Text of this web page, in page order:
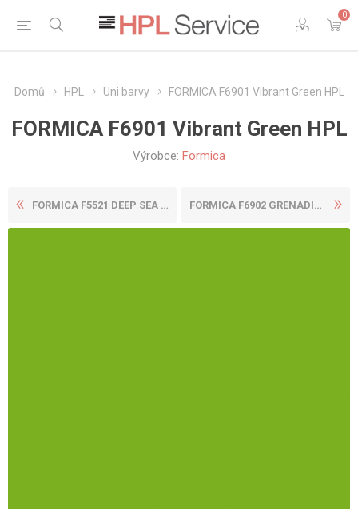
0
Domů HPL Uni barvy FORMICA F6901 Vibrant Green HPL
FORMICA F6901 Vibrant Green HPL
Výrobce: Formica
FORMICA F5521 DEEP SEA HPL FORMICA F6902 GRENADINE HPL